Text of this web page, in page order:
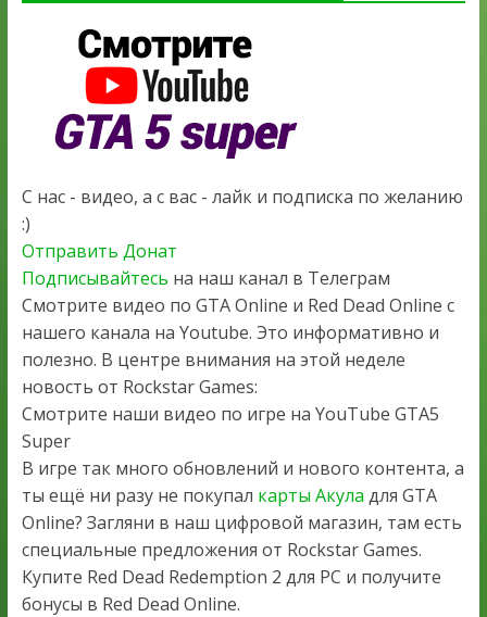
С нас - видео, а с вас - лайк и подписка по желанию
:)
Отправить Донат
Подписывайтесь на наш канал в Телеграм
Смотрите видео по GTA Online и Red Dead Online с
нашего канала на Youtube. Это информативно и
полезно. В центре внимания на этой неделе
новость от Rockstar Games:
Смотрите наши видео по игре на YouTube GTA5
Super
В игре так много обновлений и нового контента, а
ты ещё ни разу не покупал карты Акула для GTA
Online? Загляни в наш цифровой магазин, там есть
специальные предложения от Rockstar Games.
Купите Red Dead Redemption 2 для PC и получите
бонусы в Red Dead Online.